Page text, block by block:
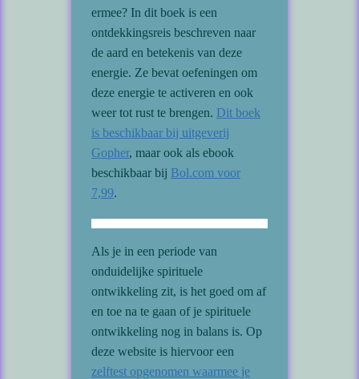
ermee? In dit boek is een
ontdekkingsreis beschreven naar
de aard en betekenis van deze
energie. Ze bevat oefeningen om
deze energie te activeren en ook
weer tot rust te brengen. Dit boek
is beschikbaar bij uitgeverij
Gopher, maar ook als ebook
beschikbaar bij Bol.com voor
7,99.
Als je in een periode van
onduidelijke spirituele
ontwikkeling zit, is het goed om af
en toe na te gaan of je spirituele
ontwikkeling nog in balans is. Op
deze website is hiervoor een
zelftest opgenomen waarmee je